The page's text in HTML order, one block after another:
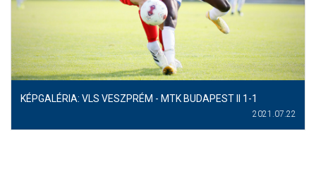
KÉPGALÉRIA: VLS VESZPRÉM - MTK BUDAPEST II 1-1
2021.07.22